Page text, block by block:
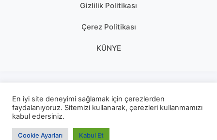
Gizlilik Politikası
Çerez Politikası
KÜNYE
En iyi site deneyimi sağlamak için çerezlerden
faydalanıyoruz. Sitemizi kullanarak, çerezleri kullanmamızı
kabul edersiniz.
Cookie Ayarları Kabul Et